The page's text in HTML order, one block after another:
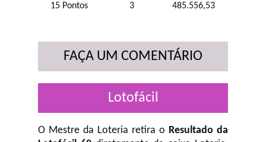
15 Pontos
3 485.556,53
FAÇA UM COMENTÁRIO
Lotofácil
O Mestre da Loteria retira o Resultado da